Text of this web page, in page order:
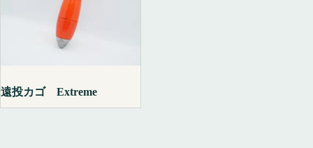
遠投カゴ Extreme